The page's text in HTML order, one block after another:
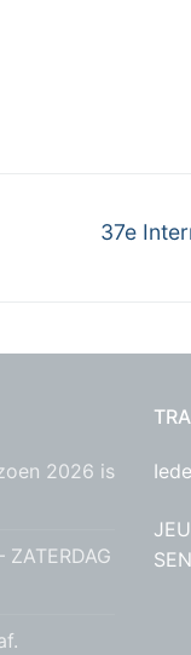
Volgend
37e
2026 is
ZATERDAG